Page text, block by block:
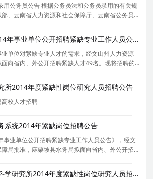
用公务员公告 根据公务员法和公务员录用的有关规
、云南省人力资源和社会保障厅、云南省公务员
省各级机关考试录用担任主任科员以下及其他相
公务员和参照公务员法管理单
云南省麻栗坡县2014年事业单位公开招聘紧缺专业工作人员公告
单位对紧缺专业人才的需求，经文山州人力资源
向省内、外公开招聘紧缺人才49名。现将招聘的
招聘对象 省内、外本科及以上学历2014年普通招
岗位为普通招生计划2012年
所2014年度紧缺性岗位研究人员招聘公告
校人才招聘
系统2014年紧缺岗位招聘公告
事业单位公开招聘紧缺专业工作人员公告》，经文
局批准，麻栗坡县水务局拟面向省内、外公开招
技术员12人。现将招聘的有关事项公告如下：
本科及以上学历2012年以来普
云南省文山州社会科学研究所2014年度紧缺性岗位研究人员招聘公告